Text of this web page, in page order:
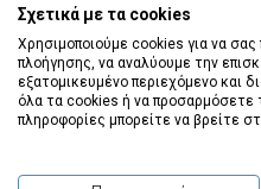
© 2020 - 2026
Σχετικά με τα cookies
Χρησιμοποιούμε cookies για να
πλοήγησης, να αναλύουμε την
εξατομικευμένο περιεχόμενο και
όλα τα cookies ή να προσαρμόσετε
πληροφορίες μπορείτε να βρείτε